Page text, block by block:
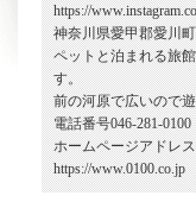
https://
神奈川県愛甲郡愛川
ペットと泊まれる旅
す。
前の河原で広いので
電話番号046-281-0100
ホームページアドレス
https://www.0100.co.jp